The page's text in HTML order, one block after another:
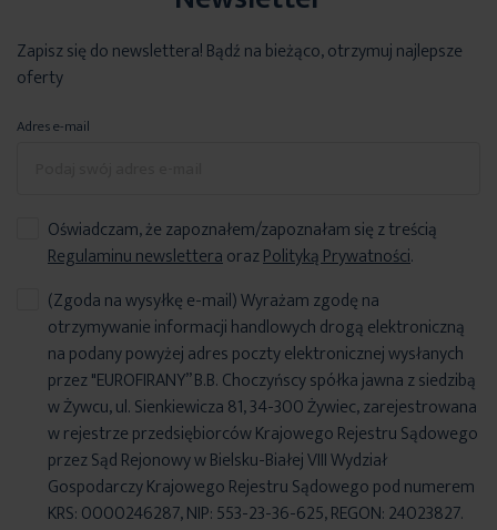
Zapisz się do newslettera! Bądź na bieżąco, otrzymuj najlepsze
oferty
Adres e-mail
Oświadczam, że zapoznałem/zapoznałam się z treścią
Regulaminu newsletteraorazPolityką Prywatności.
(Zgoda na wysyłkę e-mail) Wyrażam zgodę na
otrzymywanie informacji handlowych drogą elektroniczną
na podany powyżej adres poczty elektronicznej wysłanych
przez "EUROFIRANY” B.B. Choczyńscy spółka jawna z siedzibą
w Żywcu, ul. Sienkiewicza 81, 34-300 Żywiec, zarejestrowana
w rejestrze przedsiębiorców Krajowego Rejestru Sądowego
przez Sąd Rejonowy w Bielsku-Białej VIII Wydział
Gospodarczy Krajowego Rejestru Sądowego pod numerem
KRS: 0000246287, NIP: 553-23-36-625, REGON: 24023827.